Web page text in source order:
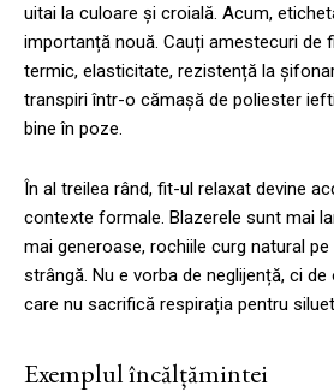
uitai la culoare și croială. Acum,
importanță nouă. Cauți amestecuri
termic, elasticitate, rezistență la
transpiri într-o cămașă de poliester
bine în poze.
În al treilea rând, fit-ul relaxat devine
contexte formale. Blazerele sunt mai
mai generoase, rochiile curg natural
strângă. Nu e vorba de neglijență, ci
care nu sacrifică respirația pentru
Exemplul încălțămintei